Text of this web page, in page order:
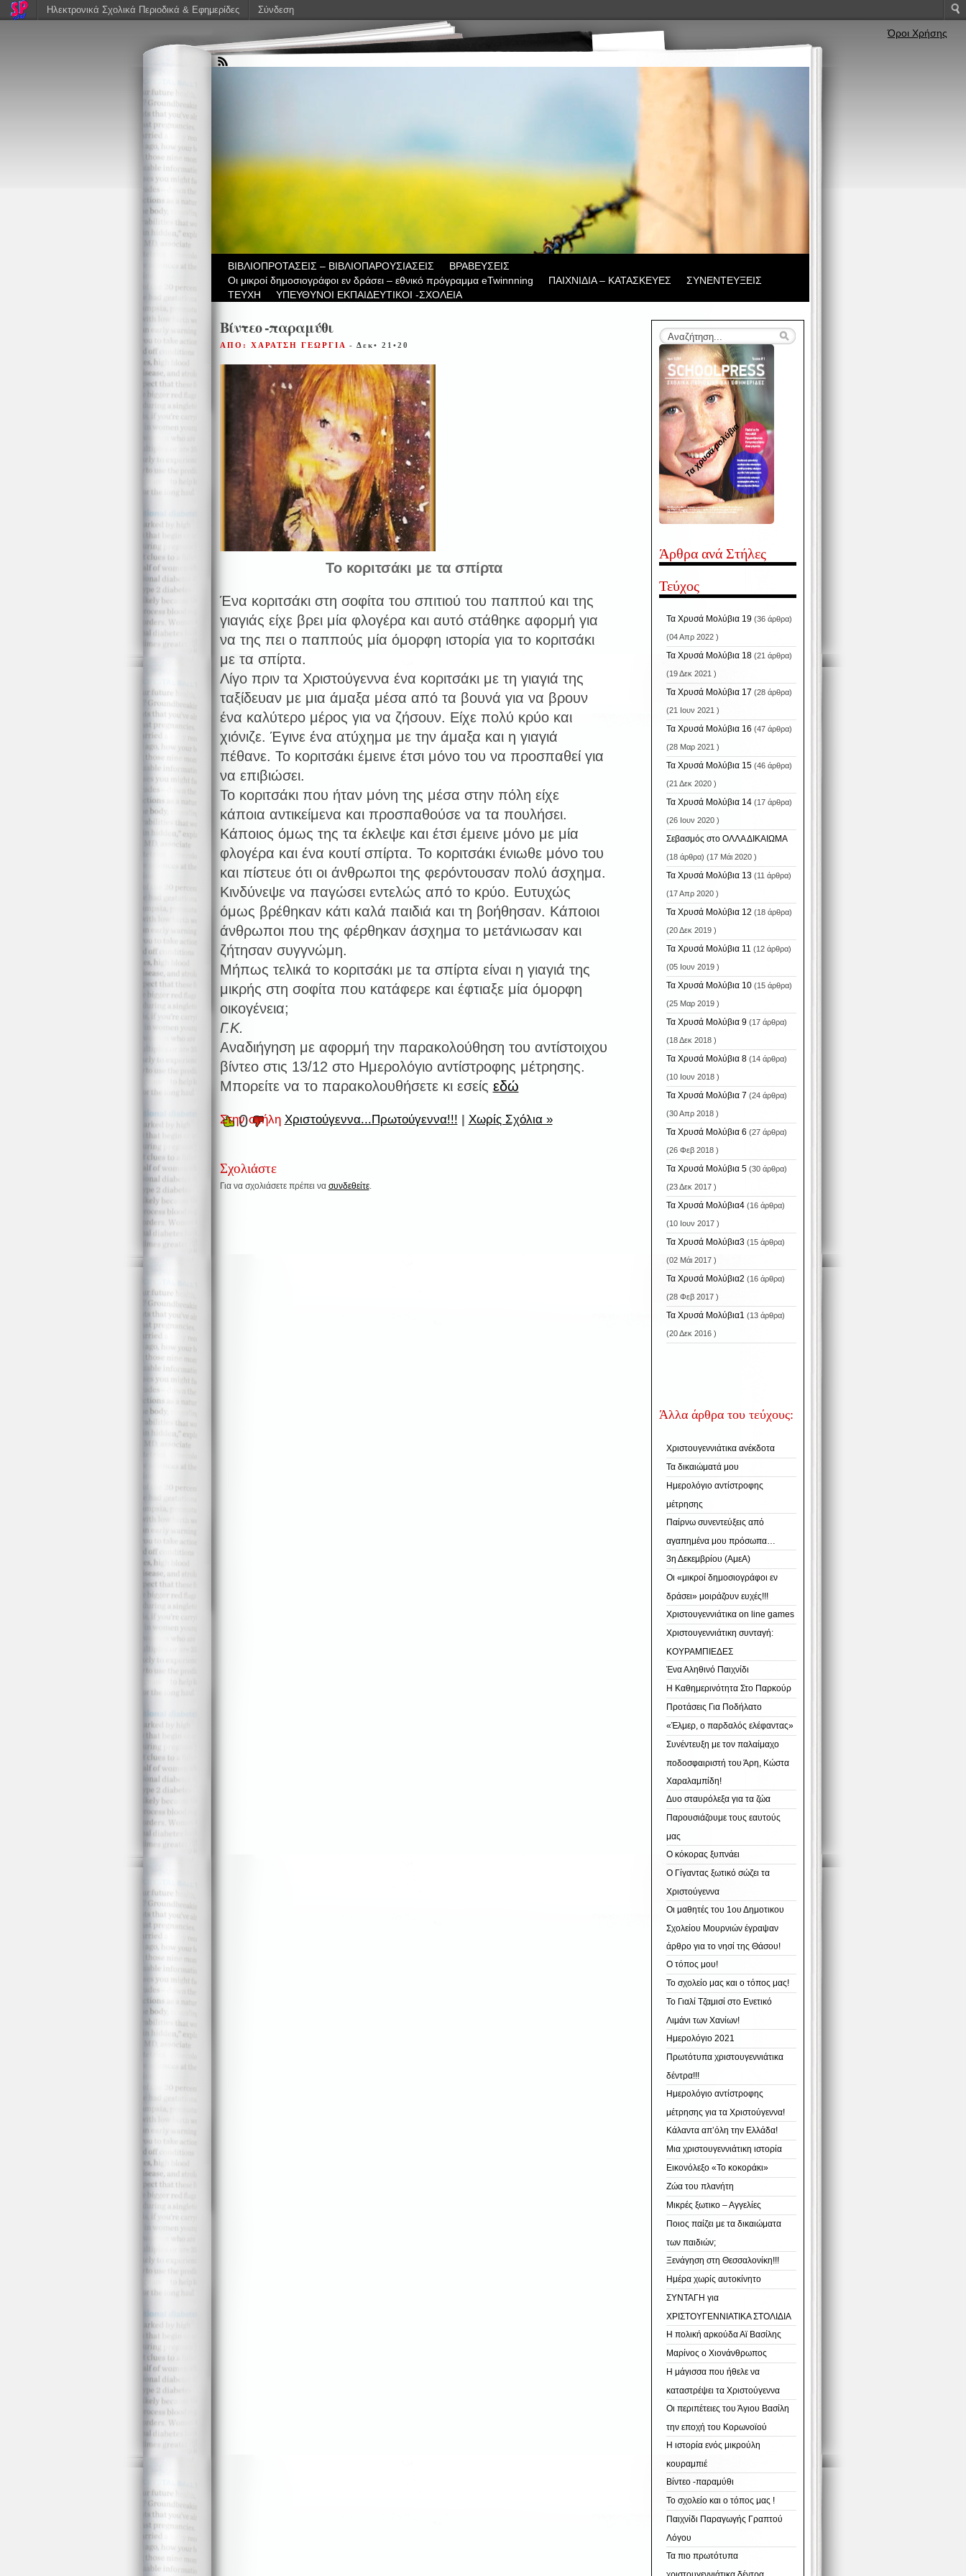
ΒIBΛΙΟΠΡΟΤΑΣΕΙΣ – ΒΙΒΛΙΟΠΑΡΟΥΣΙΑΣΕΙΣ
ΒΡΑΒΕΥΣΕΙΣ
Οι μικροί δημοσιογράφοι εν δράσει – εθνικό πρόγραμμα eTwinnning
ΠΑΙΧΝΙΔΙΑ – ΚΑΤΑΣΚΕΥΕΣ
ΣΥΝΕΝΤΕΥΞΕΙΣ
ΤΕΥΧΗ
ΥΠΕΥΘΥΝΟΙ ΕΚΠΑΙΔΕΥΤΙΚΟΙ -ΣΧΟΛΕΙΑ
Βίντεο -παραμύθι
ΑΠΟ: ΧΑΡΑΤΣΗ ΓΕΩΡΓΙΑ - Δεκ• 21•20
Το κοριτσάκι με τα σπίρτα
Ένα κοριτσάκι στη σοφίτα του σπιτιού του παππού και της
γιαγιάς είχε βρει μία φλογέρα και αυτό στάθηκε αφορμή για
να της πει ο παππούς μία όμορφη ιστορία για το κοριτσάκι
με τα σπίρτα.
Λίγο πριν τα Χριστούγεννα ένα κοριτσάκι με τη γιαγιά της
ταξίδευαν με μια άμαξα μέσα από τα βουνά για να βρουν
ένα καλύτερο μέρος για να ζήσουν. Είχε πολύ κρύο και
χιόνιζε. Έγινε ένα ατύχημα με την άμαξα και η γιαγιά
πέθανε. Το κοριτσάκι έμεινε έτσι μόνο του να προσπαθεί για
να επιβιώσει.
Το κοριτσάκι που ήταν μόνη της μέσα στην πόλη είχε
κάποια αντικείμενα και προσπαθούσε να τα πουλήσει.
Κάποιος όμως της τα έκλεψε και έτσι έμεινε μόνο με μία
φλογέρα και ένα κουτί σπίρτα. Το κοριτσάκι ένιωθε μόνο του
και πίστευε ότι οι άνθρωποι της φερόντουσαν πολύ άσχημα.
Κινδύνεψε να παγώσει εντελώς από το κρύο. Ευτυχώς
όμως βρέθηκαν κάτι καλά παιδιά και τη βοήθησαν. Κάποιοι
άνθρωποι που της φέρθηκαν άσχημα το μετάνιωσαν και
ζήτησαν συγγνώμη.
Μήπως τελικά το κοριτσάκι με τα σπίρτα είναι η γιαγιά της
μικρής στη σοφίτα που κατάφερε και έφτιαξε μία όμορφη
οικογένεια;
Γ.Κ.
Αναδιήγηση με αφορμή την παρακολούθηση του αντίστοιχου
βίντεο στις 13/12 στο Ημερολόγιο αντίστροφης μέτρησης.
Μπορείτε να το παρακολουθήσετε κι εσείς εδώ
Στην στήλη Χριστούγεννα...Πρωτούγεννα!!! | Χωρίς Σχόλια »
0
Σχολιάστε
Για να σχολιάσετε πρέπει να συνδεθείτε.
Τα χρυσά μολύβια
Άρθρα ανά Στήλες
Τεύχος
Τα Χρυσά Μολύβια 19(36 άρθρα)
(04 Απρ 2022 )
Τα Χρυσά Μολύβια 18(21 άρθρα)
(19 Δεκ 2021 )
Τα Χρυσά Μολύβια 17 (28 άρθρα)
(21 Ιουν 2021 )
Τα Χρυσά Μολύβια 16 (47 άρθρα)
(28 Μαρ 2021 )
Τα Χρυσά Μολύβια 15(46 άρθρα)
(21 Δεκ 2020 )
Τα Χρυσά Μολύβια 14(17 άρθρα)
(26 Ιουν 2020 )
Σεβασμός στο ΟΛΛΑ ΔΙΚΑΙΩΜΑ
(18 άρθρα) (17 Μάι 2020 )
Τα Χρυσά Μολύβια 13(11 άρθρα)
(17 Απρ 2020 )
Τα Χρυσά Μολύβια 12 (18 άρθρα)
(20 Δεκ 2019 )
Τα Χρυσά Μολύβια 11 (12 άρθρα)
(05 Ιουν 2019 )
Τα Χρυσά Μολύβια 10(15 άρθρα)
(25 Μαρ 2019 )
Τα Χρυσά Μολύβια 9(17 άρθρα)
(18 Δεκ 2018 )
Τα Χρυσά Μολύβια 8(14 άρθρα)
(10 Ιουν 2018 )
Τα Χρυσά Μολύβια 7 (24 άρθρα)
(30 Απρ 2018 )
Τα Χρυσά Μολύβια 6 (27 άρθρα)
(26 Φεβ 2018 )
Τα Χρυσά Μολύβια 5(30 άρθρα)
(23 Δεκ 2017 )
Τα Χρυσά Μολύβια4(16 άρθρα)
(10 Ιουν 2017 )
Τα Χρυσά Μολύβια3(15 άρθρα)
(02 Μάι 2017 )
Τα Χρυσά Μολύβια2 (16 άρθρα)
(28 Φεβ 2017 )
Τα Χρυσά Μολύβια1 (13 άρθρα)
(20 Δεκ 2016 )
Άλλα άρθρα του τεύχους:
Χριστουγεννιάτικα ανέκδοτα
Τα δικαιώματά μου
Ημερολόγιο αντίστροφης
μέτρησης
Παίρνω συνεντεύξεις από
αγαπημένα μου πρόσωπα…
3η Δεκεμβρίου (ΑμεΑ)
Οι «μικροί δημοσιογράφοι εν
δράσει» μοιράζουν ευχές!!!
Χριστουγεννιάτικα on line games
Χριστουγεννιάτικη συνταγή:
ΚΟΥΡΑΜΠΙΕΔΕΣ
Ένα Αληθινό Παιχνίδι
Η Καθημερινότητα Στο Παρκούρ
Προτάσεις Για Ποδήλατο
«Έλμερ, ο παρδαλός ελέφαντας»
Συνέντευξη με τον παλαίμαχο
ποδοσφαιριστή του Άρη, Κώστα
Χαραλαμπίδη!
Δυο σταυρόλεξα για τα ζώα
Παρουσιάζουμε τους εαυτούς
μας
Ο κόκορας ξυπνάει
Ο Γίγαντας ξωτικό σώζει τα
Χριστούγεννα
Οι μαθητές του 1ου Δημοτικου
Σχολείου Μουρνιών έγραψαν
άρθρο για το νησί της Θάσου!
Ο τόπος μου!
Το σχολείο μας και ο τόπος μας!
Το Γιαλί Τζαμισί στο Ενετικό
Λιμάνι των Χανίων!
Ημερολόγιο 2021
Πρωτότυπα χριστουγεννιάτικα
δέντρα!!!
Ημερολόγιο αντίστροφης
μέτρησης για τα Χριστούγεννα!
Κάλαντα απ’όλη την Ελλάδα!
Μια χριστουγεννιάτικη ιστορία
Εικονόλεξο «Το κοκοράκι»
Ζώα του πλανήτη
Μικρές ξωτικο – Αγγελίες
Ποιος παίζει με τα δικαιώματα
των παιδιών;
Ξενάγηση στη Θεσσαλονίκη!!!
Ημέρα χωρίς αυτοκίνητο
ΣΥΝΤΑΓΗ για
ΧΡΙΣΤΟΥΓΕΝΝΙΑΤΙΚΑ ΣΤΟΛΙΔΙΑ
Η πολική αρκούδα Αϊ Βασίλης
Μαρίνος ο Χιονάνθρωπος
Η μάγισσα που ήθελε να
καταστρέψει τα Χριστούγεννα
Οι περιπέτειες του Άγιου Βασίλη
την εποχή του Κορωνοϊού
Η ιστορία ενός μικρούλη
κουραμπιέ
Βίντεο -παραμύθι
Το σχολείο και ο τόπος μας !
Παιχνίδι Παραγωγής Γραπτού
Λόγου
Τα πιο πρωτότυπα
χριστουγεννιάτικα δέντρα…
Όροι Χρήσης
Ηλεκτρονικά Σχολικά Περιοδικά & Εφημερίδες Σύνδεση